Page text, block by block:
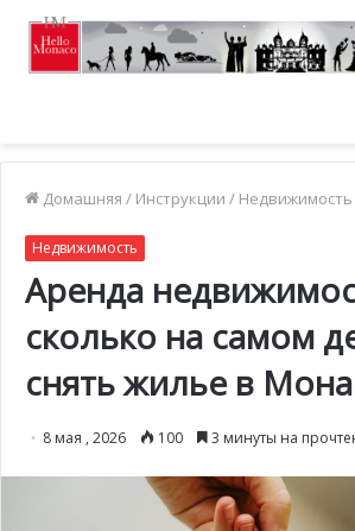
Домашняя / Инструкции / Недвижимость
Недвижимость
Аренда
сколько на самом
снять жилье в
8 мая , 2026 100 3 минуты на